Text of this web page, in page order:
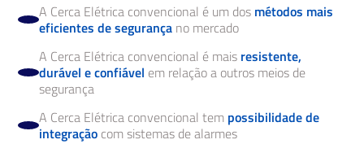
A Cerca Elétrica convencional é um dos métodos mais
eficientes de segurança no mercado
A Cerca Elétrica convencional é mais resistente,
durável e confiável em relação a outros meios de
segurança
A Cerca Elétrica convencional tem possibilidade de
integração com sistemas de alarmes